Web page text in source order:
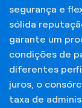
segurança e
sólida
garante um
condições de
diferentes
juros, o
taxa de